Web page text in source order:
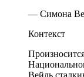
— Симона
Контекст